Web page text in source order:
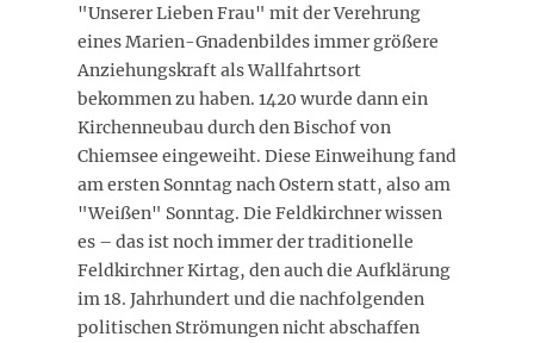
"Unserer Lieben Frau" mit der Verehrung
eines Marien-Gnadenbildes immer größere
Anziehungskraft als Wallfahrtsort
bekommen zu haben. 1420 wurde dann ein
Kirchenneubau durch den Bischof von
Chiemsee eingeweiht. Diese Einweihung fand
am ersten Sonntag nach Ostern statt, also am
"Weißen" Sonntag. Die Feldkirchner wissen
es – das ist noch immer der traditionelle
Feldkirchner Kirtag, den auch die Aufklärung
im 18. Jahrhundert und die nachfolgenden
politischen Strömungen nicht abschaffen